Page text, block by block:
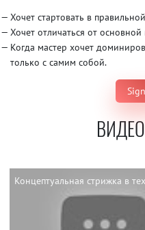
Хочет стартовать в
Хочет отличаться от
Когда мастер хочет
только с самим собой.